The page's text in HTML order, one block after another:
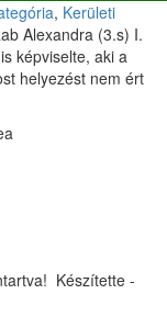
, Kerületi
Alexandra (3.s) I.
képviselte, aki a
helyezést nem ért
Vajdaiskola.hu © 2012-2023 Minden jog fenntartva! ‎‎‏‏‎ ‎Készítette -